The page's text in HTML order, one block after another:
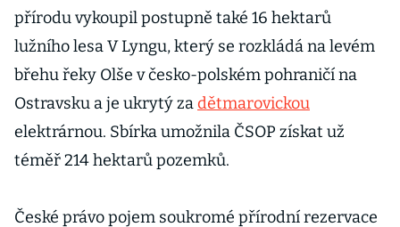
přírodu vykoupil postupně také 16 hektarů
lužního lesa V Lyngu, který se rozkládá na levém
břehu řeky Olše v česko-polském pohraničí na
Ostravsku a je ukrytý zadětmarovickou
elektrárnou. Sbírka umožnila ČSOP získat už
téměř 214 hektarů pozemků.
České právo pojem soukromé přírodní rezervace